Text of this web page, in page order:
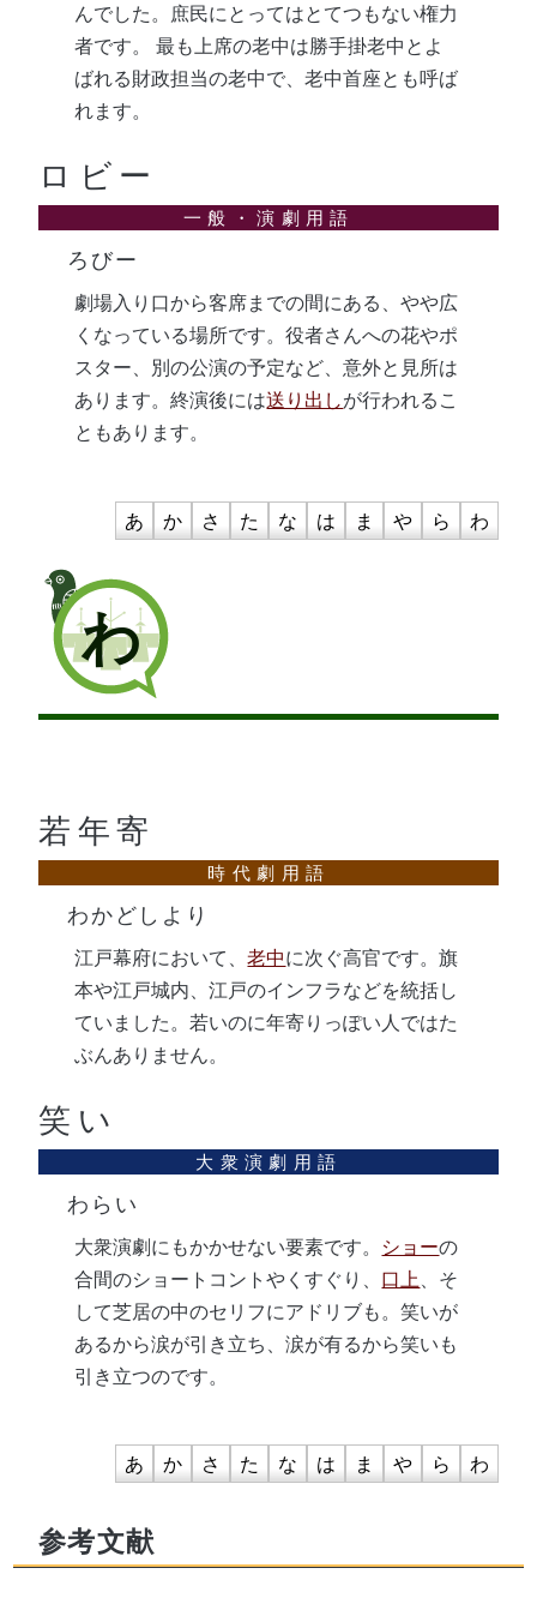
んでした。庶民にとってはとてつもない権力
者です。 最も上席の老中は勝手掛老中とよ
ばれる財政担当の老中で、老中首座とも呼ば
れます。
ロビー
ろびー
劇場入り口から客席までの間にある、やや広
くなっている場所です。役者さんへの花やポ
スター、別の公演の予定など、意外と見所は
あります。終演後には送り出しが行われるこ
ともあります。
あ か さ た な は ま や ら わ
わ
若年寄
わかどしより
江戸幕府において、老中に次ぐ高官です。旗
本や江戸城内、江戸のインフラなどを統括し
ていました。若いのに年寄りっぽい人ではた
ぶんありません。
笑い
わらい
大衆演劇にもかかせない要素です。 ショーの
合間のショートコントやくすぐり、 口上
、そ
して芝居の中のセリフにアドリブも。笑いが
あるから涙が引き立ち、涙が有るから笑いも
引き立つのです。
あ か さ た な は ま や ら わ
参考文献